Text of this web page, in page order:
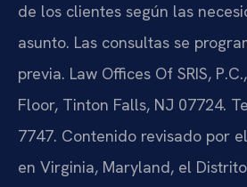
de los clientes según las
asunto. Las consultas se
previa. Law Offices Of SRIS,
Floor, Tinton Falls, NJ 07724.
7747. Contenido revisado por
en Virginia, Maryland, el